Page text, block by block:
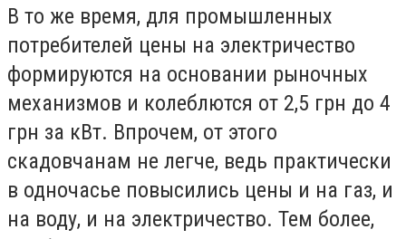
В то же время, для промышленных
потребителей цены на электричество
формируются на основании рыночных
механизмов и колеблются от 2,5 грн до 4
грн за кВт. Впрочем, от этого
скадовчанам не легче, ведь практически
в одночасье повысились цены и на газ, и
на воду, и на электричество. Тем более,